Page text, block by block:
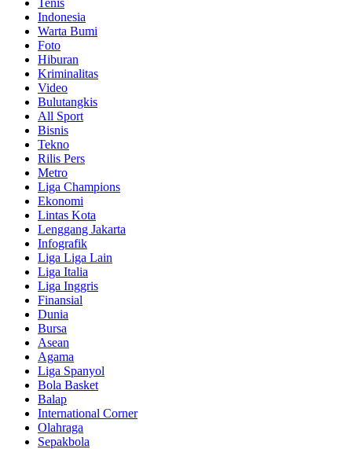
Tenis
Indonesia
Warta Bumi
Foto
Hiburan
Kriminalitas
Video
Bulutangkis
All Sport
Bisnis
Tekno
Rilis Pers
Metro
Liga Champions
Ekonomi
Lintas Kota
Lenggang Jakarta
Infografik
Liga Liga Lain
Liga Italia
Liga Inggris
Finansial
Dunia
Bursa
Asean
Agama
Liga Spanyol
Bola Basket
Balap
International Corner
Olahraga
Sepakbola